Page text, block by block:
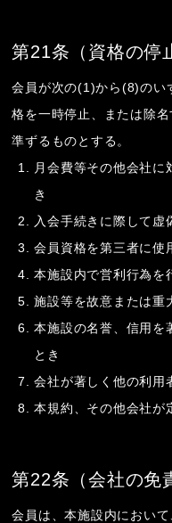
第21条（資格の停
会員が次の(1)から(8)のい
格を一時停止、または除
準ずるものとする。
月会費等その他会社に
き
入会手続きに際して虚
会員資格を第三者に使
本施設内で営利行為を
施設等を故意または重
本施設の名誉、信用を
とき
会社が著しく他の利用
本規約、その他会社が
第22条（会社の免
会員は、本施設内におい